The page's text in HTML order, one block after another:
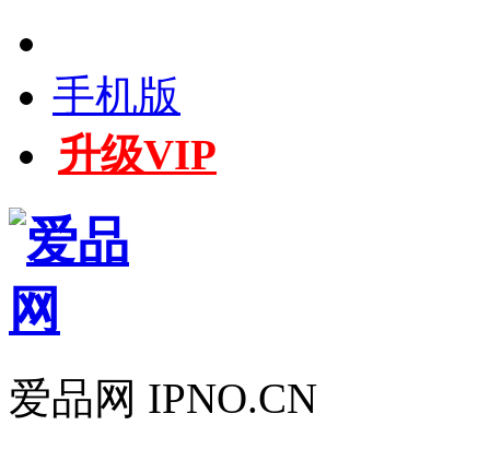
手机版
升级VIP
爱品网 IPNO.CN